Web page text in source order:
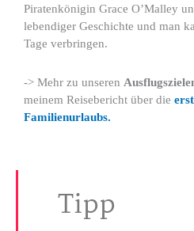
Piratenkönigin Grace O’Malley
lebendiger Geschichte und man
Tage verbringen.
-> Mehr zu unseren
meinem Reisebericht über die
Familienurlaubs.
Tipp